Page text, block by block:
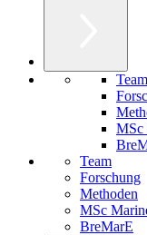
Team
MSc
Team
Forschung
Methoden
MSc
BreMarE